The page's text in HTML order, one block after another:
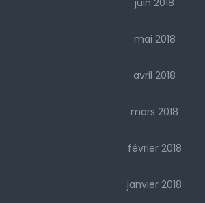
juin 2018
mai 2018
avril 2018
mars 2018
février 2018
janvier 2018